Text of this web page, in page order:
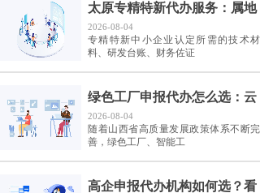
太原专精特新代办服务：属地
2026-08-04
专精特新中小企业认定所需的技术材
料、研发台账、财务佐证
绿色工厂申报代办怎么选：云
2026-08-04
随着山西省高质量发展政策体系不断完
善，绿色工厂、智能工
高企申报代办机构如何选？看